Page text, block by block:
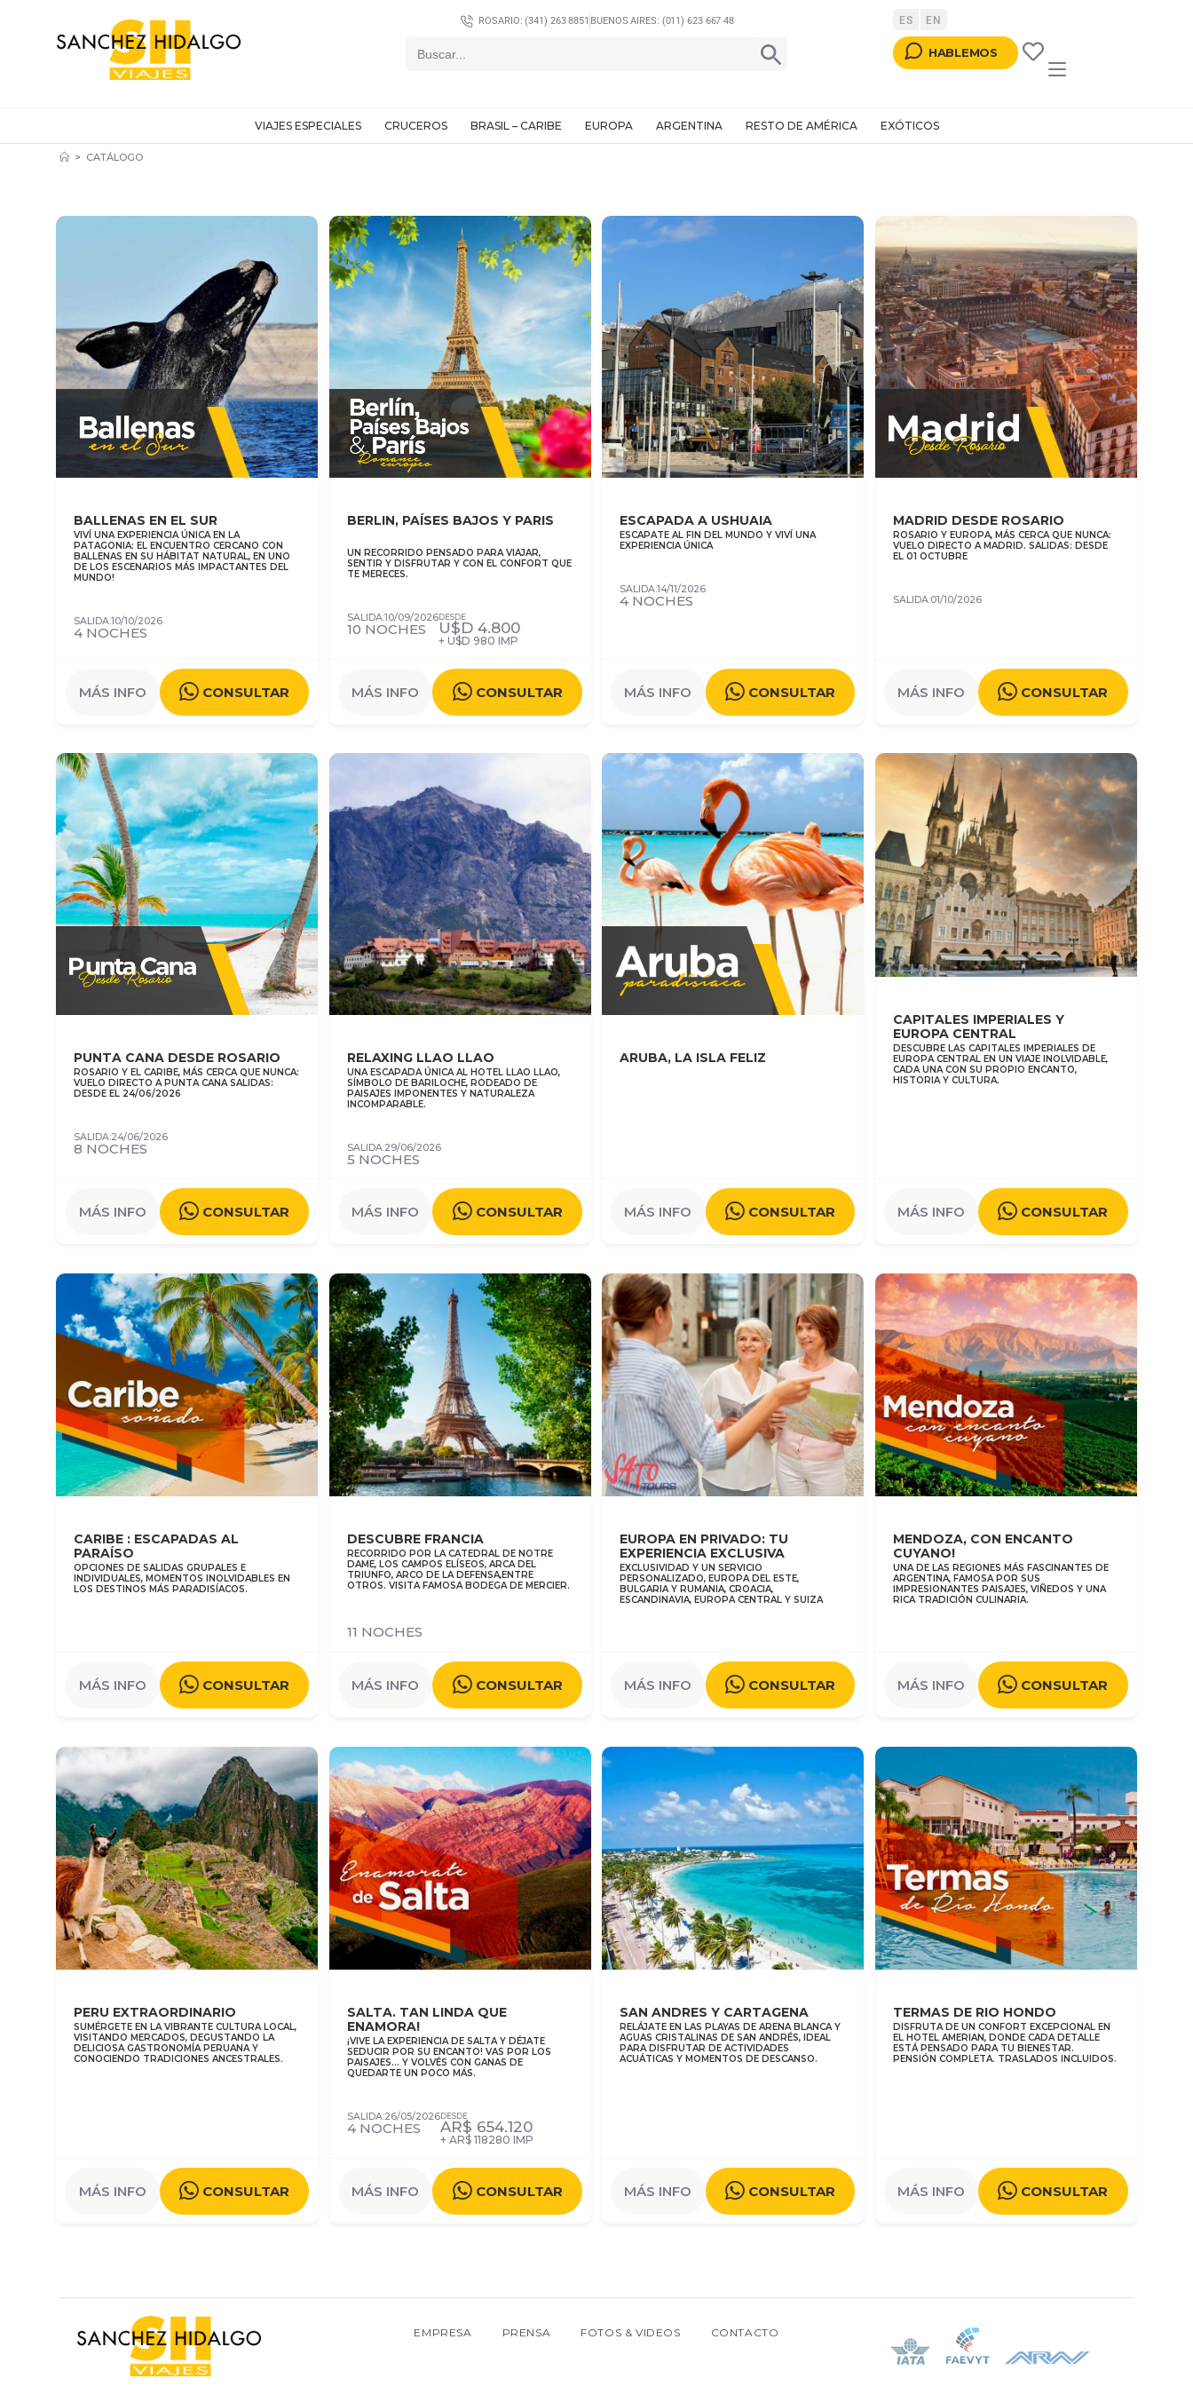
ROSARIO: (341) 263 8851 BUENOS AIRES: (011) 623 667 48 ES EN
for: HABLEMOS
VIAJES ESPECIALES CRUCEROS BRASIL – CARIBE EUROPA ARGENTINA RESTO DE AMÉRICA EXÓTICOS
> CATÁLOGO
BALLENAS EN EL SUR
VIVÍ UNA EXPERIENCIA ÚNICA EN LA
PATAGONIA: EL ENCUENTRO CERCANO CON
BALLENAS EN SU HÁBITAT NATURAL, EN UNO
DE LOS ESCENARIOS MÁS IMPACTANTES DEL
MUNDO!
SALIDA:10/10/2026
4 NOCHES
MÁS INFO CONSULTAR
BERLIN, PAÍSES BAJOS Y PARIS
UN RECORRIDO PENSADO PARA VIAJAR,
SENTIR Y DISFRUTAR Y CON EL CONFORT QUE
TE MERECES.
SALIDA:10/09/2026
10 NOCHES
DESDE
U$D4.800
+ U$D 980 IMP
MÁS INFO CONSULTAR
ESCAPADA A USHUAIA
ESCAPATE AL FIN DEL MUNDO Y VIVÍ UNA
EXPERIENCIA ÚNICA
SALIDA:14/11/2026
4 NOCHES
MÁS INFO CONSULTAR
MADRID DESDE ROSARIO
ROSARIO Y EUROPA, MÁS CERCA QUE NUNCA:
VUELO DIRECTO A MADRID. SALIDAS: DESDE
EL 01 OCTUBRE
SALIDA:01/10/2026
MÁS INFO CONSULTAR
PUNTA CANA DESDE ROSARIO
ROSARIO Y EL CARIBE, MÁS CERCA QUE NUNCA:
VUELO DIRECTO A PUNTA CANA SALIDAS:
DESDE EL 24/06/2026
SALIDA:24/06/2026
8 NOCHES
MÁS INFO CONSULTAR
RELAXING LLAO LLAO
UNA ESCAPADA ÚNICA AL HOTEL LLAO LLAO,
SÍMBOLO DE BARILOCHE, RODEADO DE
PAISAJES IMPONENTES Y NATURALEZA
INCOMPARABLE.
SALIDA:29/06/2026
5 NOCHES
MÁS INFO CONSULTAR
ARUBA, LA ISLA FELIZ
MÁS INFO CONSULTAR
CAPITALES IMPERIALES Y
EUROPA CENTRAL
DESCUBRE LAS CAPITALES IMPERIALES DE
EUROPA CENTRAL EN UN VIAJE INOLVIDABLE,
CADA UNA CON SU PROPIO ENCANTO,
HISTORIA Y CULTURA.
MÁS INFO CONSULTAR
CARIBE : ESCAPADAS AL
PARAÍSO
OPCIONES DE SALIDAS GRUPALES E
INDIVIDUALES, MOMENTOS INOLVIDABLES EN
LOS DESTINOS MÁS PARADISÍACOS.
MÁS INFO CONSULTAR
DESCUBRE FRANCIA
RECORRIDO POR LA CATEDRAL DE NOTRE
DAME, LOS CAMPOS ELÍSEOS, ARCA DEL
TRIUNFO, ARCO DE LA DEFENSA,ENTRE
OTROS. VISITA FAMOSA BODEGA DE MERCIER.
11 NOCHES
MÁS INFO CONSULTAR
EUROPA EN PRIVADO: TU
EXPERIENCIA EXCLUSIVA
EXCLUSIVIDAD Y UN SERVICIO
PERSONALIZADO, EUROPA DEL ESTE,
BULGARIA Y RUMANIA, CROACIA,
ESCANDINAVIA, EUROPA CENTRAL Y SUIZA
MÁS INFO CONSULTAR
MENDOZA, CON ENCANTO
CUYANO!
UNA DE LAS REGIONES MÁS FASCINANTES DE
ARGENTINA, FAMOSA POR SUS
IMPRESIONANTES PAISAJES, VIÑEDOS Y UNA
RICA TRADICIÓN CULINARIA.
MÁS INFO CONSULTAR
PERU EXTRAORDINARIO
SUMÉRGETE EN LA VIBRANTE CULTURA LOCAL,
VISITANDO MERCADOS, DEGUSTANDO LA
DELICIOSA GASTRONOMÍA PERUANA Y
CONOCIENDO TRADICIONES ANCESTRALES.
MÁS INFO CONSULTAR
SALTA. TAN LINDA QUE
ENAMORA!
¡VIVE LA EXPERIENCIA DE SALTA Y DÉJATE
SEDUCIR POR SU ENCANTO! VAS POR LOS
PAISAJES… Y VOLVÉS CON GANAS DE
QUEDARTE UN POCO MÁS.
SALIDA:26/05/2026
4 NOCHES
DESDE
AR$ 654.120
+ AR$ 118280 IMP
MÁS INFO CONSULTAR
SAN ANDRES Y CARTAGENA
RELÁJATE EN LAS PLAYAS DE ARENA BLANCA Y
AGUAS CRISTALINAS DE SAN ANDRÉS, IDEAL
PARA DISFRUTAR DE ACTIVIDADES
ACUÁTICAS Y MOMENTOS DE DESCANSO.
MÁS INFO CONSULTAR
TERMAS DE RIO HONDO
DISFRUTA DE UN CONFORT EXCEPCIONAL EN
EL HOTEL AMERIAN, DONDE CADA DETALLE
ESTÁ PENSADO PARA TU BIENESTAR.
PENSIÓN COMPLETA. TRASLADOS INCLUIDOS.
MÁS INFO CONSULTAR
EMPRESA PRENSA FOTOS & VIDEOS CONTACTO